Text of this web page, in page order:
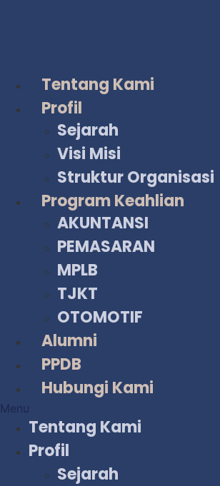
Tentang Kami
Profil
Sejarah
Visi Misi
Struktur Organisasi
Program Keahlian
AKUNTANSI
PEMASARAN
MPLB
TJKT
OTOMOTIF
Alumni
PPDB
Hubungi Kami
Menu
Tentang Kami
Profil
Sejarah